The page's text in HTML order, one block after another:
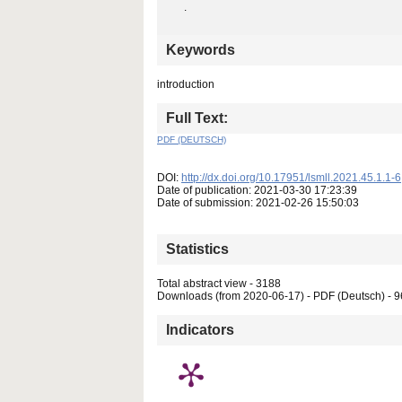
.
Keywords
introduction
Full Text:
PDF (DEUTSCH)
DOI: http://dx.doi.org/10.17951/lsmll.2021.45.1.1-6
Date of publication: 2021-03-30 17:23:39
Date of submission: 2021-02-26 15:50:03
Statistics
Total abstract view - 3188
Downloads (from 2020-06-17) - PDF (Deutsch) -
Indicators